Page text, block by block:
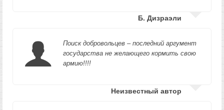
Б. Дизраэли
Поиск добровольцев – последний аргумент
государства не желающего кормить свою
армию!!!!
Неизвестный автор